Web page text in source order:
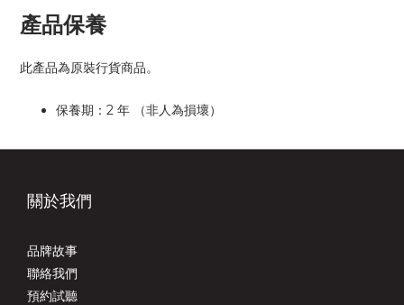
產品保養
此產品為原裝行貨商品。
保養期：2 年 （非人為損壞）
關於我們
品牌故事
聯絡我們
預約試聽